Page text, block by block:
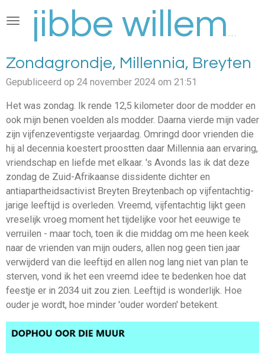
direct
de
hoofdinhoud
Zondagrondje, Millennia, Breyten
Gepubliceerd op 24 november 2024 om 21:51
Het was zondag. Ik rende 12,5 kilometer door de modder en
ook mijn benen voelden als modder. Daarna vierde mijn vader
zijn vijfenzeventigste verjaardag. Omringd door vrienden die
hij al decennia koestert proostten daar Millennia aan ervaring,
vriendschap en liefde met elkaar. 's Avonds las ik dat deze
zondag de Zuid-Afrikaanse dissidente dichter en
antiapartheidsactivist Breyten Breytenbach op vijfentachtig-
jarige leeftijd is overleden. Vreemd, vijfentachtig lijkt geen
vreselijk vroeg moment het tijdelijke voor het eeuwige te
verruilen - maar toch, toen ik die middag om me heen keek
naar de vrienden van mijn ouders, allen nog geen tien jaar
verwijderd van die leeftijd en allen nog lang niet van plan te
sterven, vond ik het een vreemd idee te bedenken hoe dat
feestje er in 2034 uit zou zien. Leeftijd is wonderlijk. Hoe
ouder je wordt, hoe minder 'ouder worden' betekent.